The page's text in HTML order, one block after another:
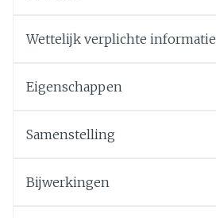
Wettelijk verplichte informatie
Eigenschappen
Samenstelling
Bijwerkingen